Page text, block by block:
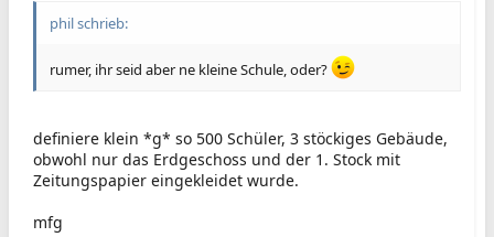
phil schrieb:
rumer, ihr seid aber ne kleine Schule, oder?
definiere klein *g* so 500 Schüler, 3 stöckiges Gebäude,
obwohl nur das Erdgeschoss und der 1. Stock mit
Zeitungspapier eingekleidet wurde.
mfg